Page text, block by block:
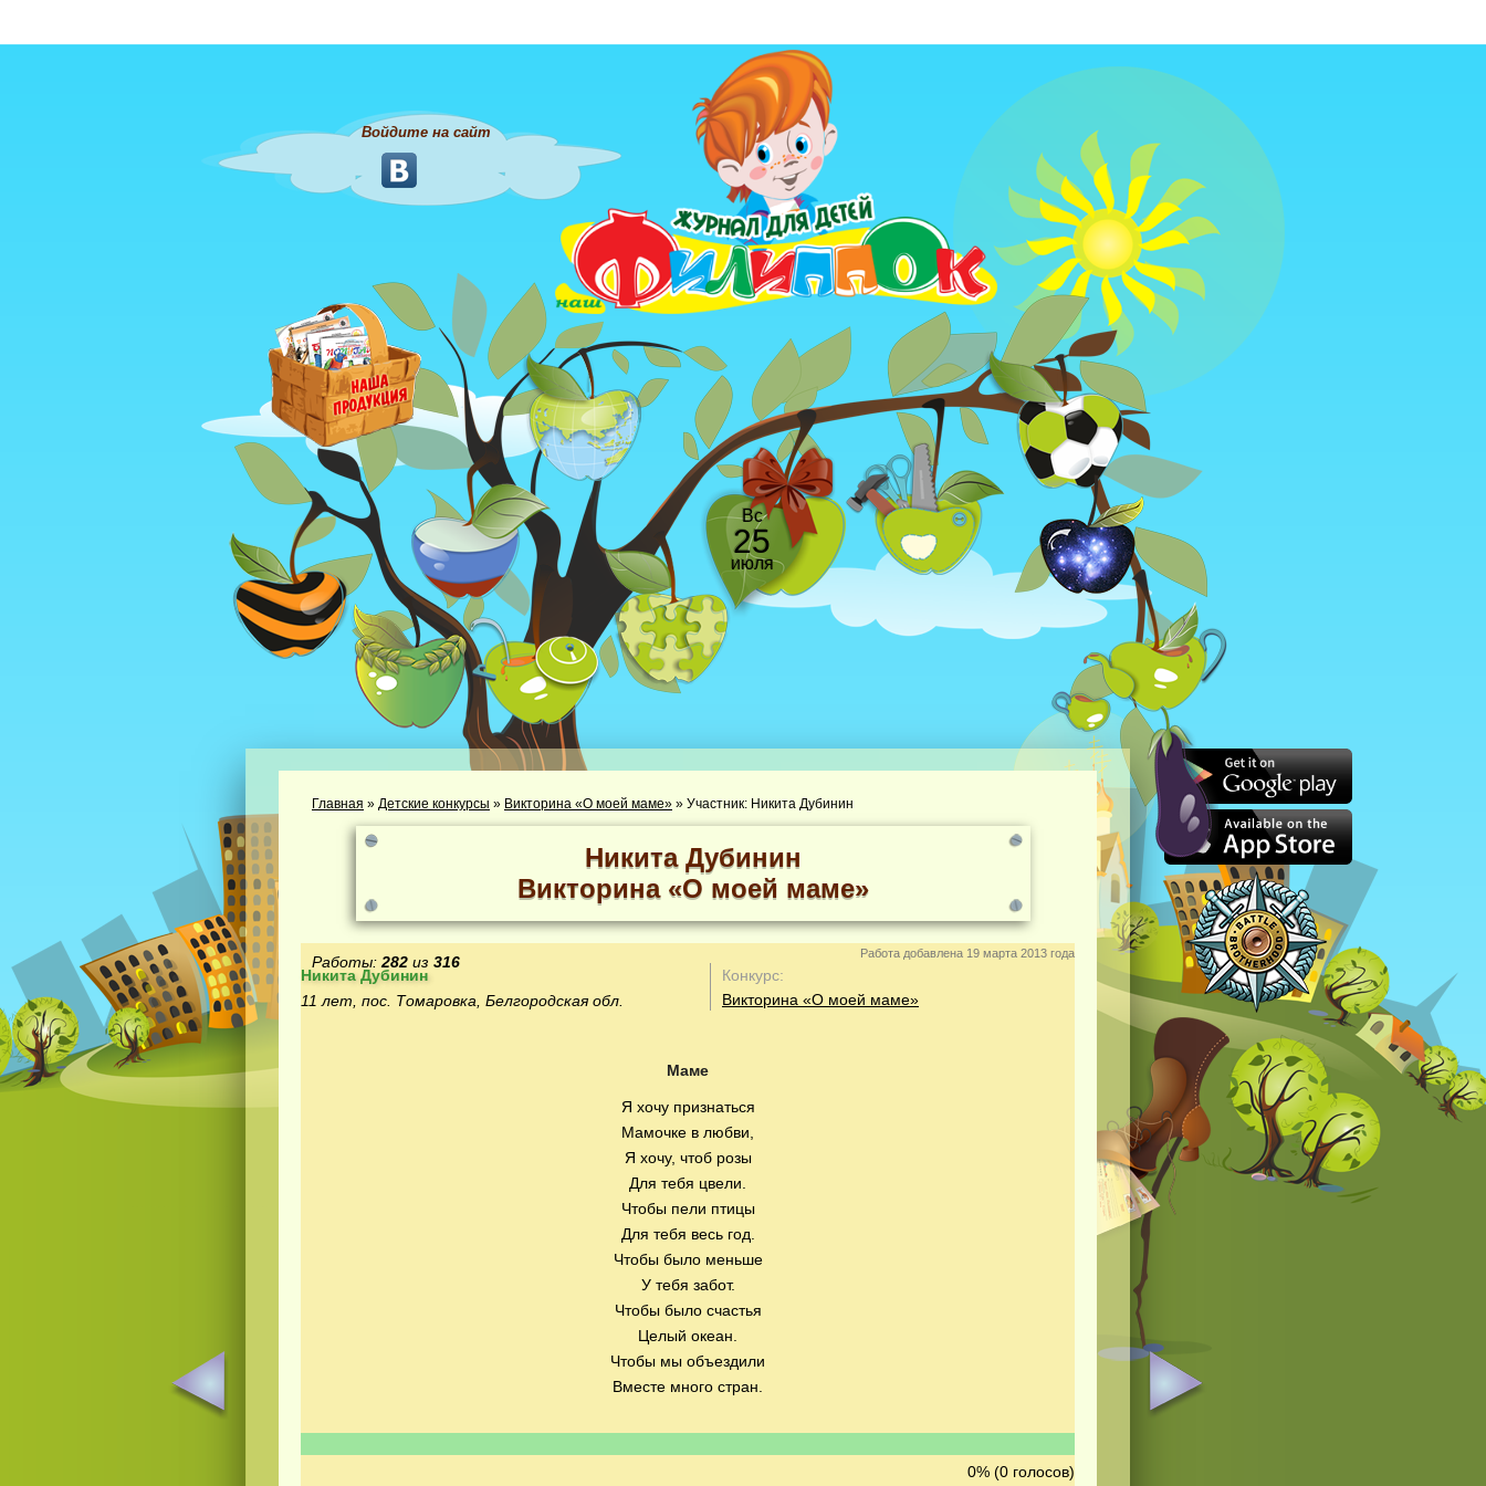
Войдите на сайт
Вс
25
июля
Главная » Детские конкурсы » Викторина «О моей маме» » Участник: Никита Дубинин
Никита Дубинин
Викторина «О моей маме»
Работы: 282 из 316 Работа добавлена 19 марта 2013 года
Никита Дубинин
11 лет, пос. Томаровка, Белгородская обл.
Конкурс:
Викторина «О моей маме»
Маме
Я хочу признаться
Мамочке в любви,
Я хочу, чтоб розы
Для тебя цвели.
Чтобы пели птицы
Для тебя весь год.
Чтобы было меньше
У тебя забот.
Чтобы было счастья
Целый океан.
Чтобы мы объездили
Вместе много стран.
0% (0 голосов)